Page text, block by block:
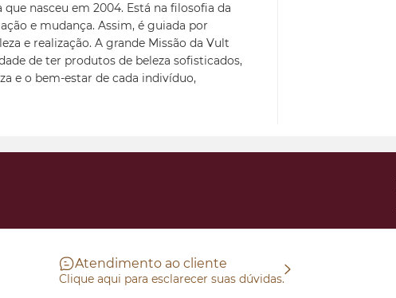
nasceu em 2004. Está na filosofia da
e mudança. Assim, é guiada por
e realização. A grande Missão da Vult
de ter produtos de beleza sofisticados,
e o bem-estar de cada indivíduo,
Atendimento ao cliente
Clique aqui para esclarecer suas dúvidas.